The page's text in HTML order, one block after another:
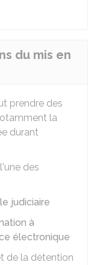
du mis en
prendre des
la
durant
des
judiciaire
à
électronique
de la détention